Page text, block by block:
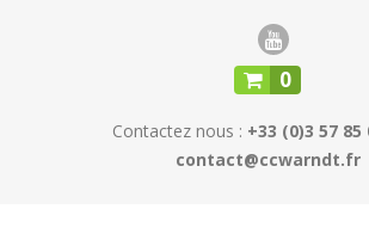
0
Contactez nous : +33 (0)3 57 85
contact@ccwarndt.fr